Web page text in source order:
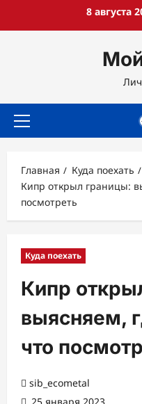
8 августа
Основное
Главная
Куда поехать
Кипр открыл границы:
посмотреть
Куда поехать
Кипр
выясняем,
что
sib_ecometal